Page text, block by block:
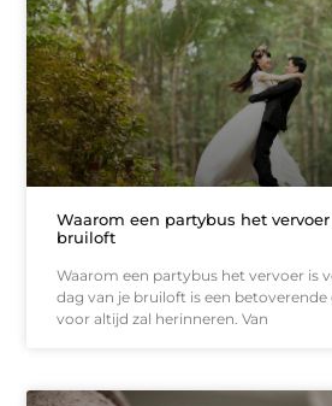
Waarom een partybus het
bruiloft
Waarom een partybus het vervoer is
dag van je bruiloft is een
voor altijd zal herinneren. Van